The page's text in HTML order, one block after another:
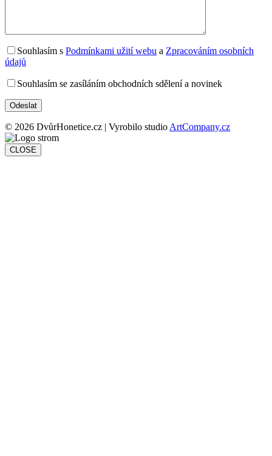
Souhlasím s Podmínkami užití webu a Zpracováním osobních
údajů
Souhlasím se zasíláním obchodních sdělení a novinek
© 2026 DvůrHonetice.cz | Vyrobilo studio ArtCompany.cz
CLOSE